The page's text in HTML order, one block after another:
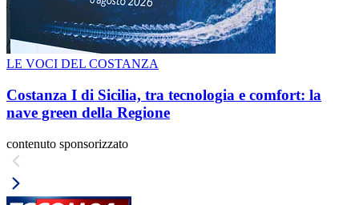
LE VOCI DEL COSTANZA
Costanza I di Sicilia, tra tecnologia e comfort: la
nave green della Regione
contenuto sponsorizzato